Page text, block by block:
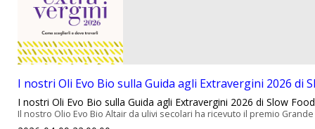
I nostri Oli Evo Bio sulla Guida agli Extravergini 2026 di
I nostri Oli Evo Bio sulla Guida agli Extravergini 2026 di Slow
Il nostro Olio Evo Bio Altair da ulivi secolari ha ricevuto il premio